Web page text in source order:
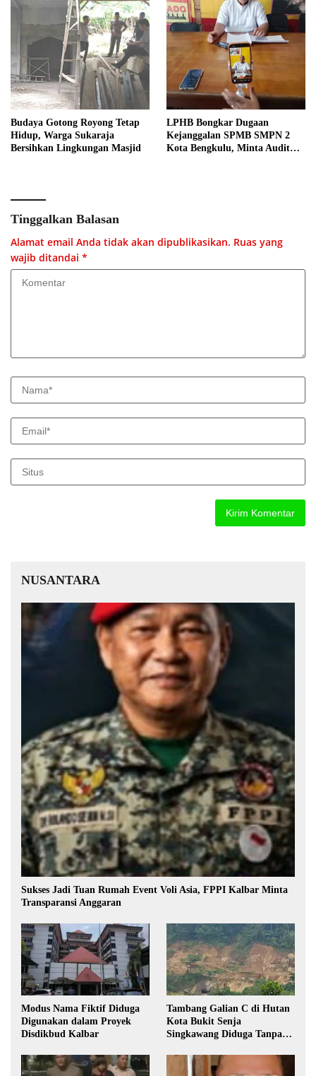
Budaya Gotong Royong Tetap
Hidup, Warga Sukaraja
Bersihkan Lingkungan Masjid
LPHB Bongkar Dugaan
Kejanggalan SPMB SMPN 2
Kota Bengkulu, Minta Audit
Tinggalkan Balasan
Alamat email Anda tidak akan dipublikasikan. Ruas yang
wajib ditandai *
NUSANTARA
Sukses Jadi Tuan Rumah Event Voli Asia, FPPI Kalbar Minta
Transparansi Anggaran
Modus Nama Fiktif Diduga
Digunakan dalam Proyek
Disdikbud Kalbar
Tambang Galian C di Hutan
Kota Bukit Senja
Singkawang Diduga Tanpa